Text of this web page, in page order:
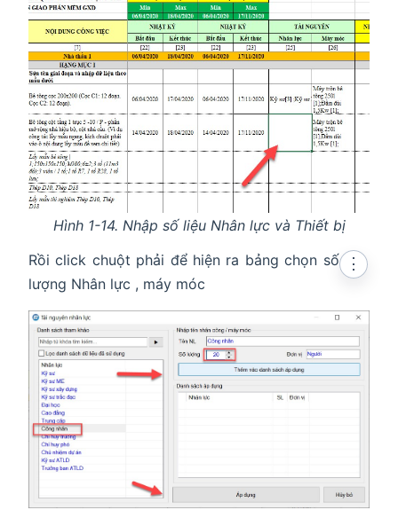
Hình 1-14. Nhập số liệu Nhân lực và Thiết bị
Rồi click chuột phải để hiện ra bảng chọn số
lượng Nhân lực , máy móc
⋮